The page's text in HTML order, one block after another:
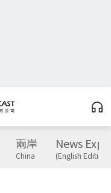
兩岸
China
News
(English Edition)